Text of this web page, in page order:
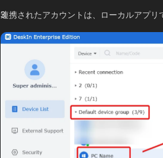
連携されたアカウントは、ローカルアプリ